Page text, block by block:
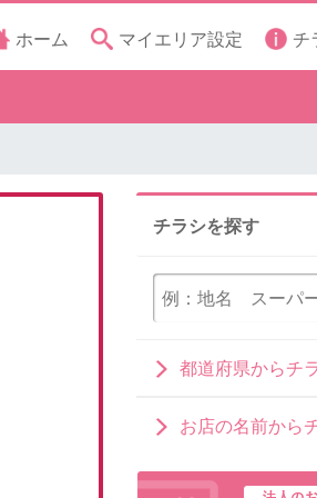
ホーム マイエリア設定 チ
チラシを探す
都道府県からチ
お店の名前から